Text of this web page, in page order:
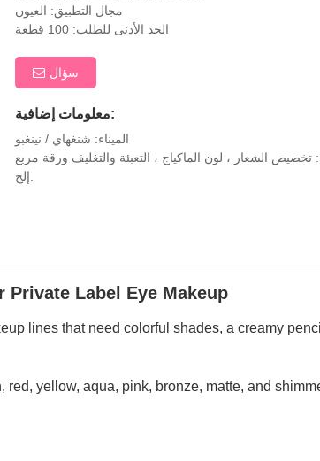
مجال التطبيق: العيون
الحد الأدنى للطلب: 100 قطعة
سؤال
معلومات إضافية:
الميناء: شنغهاي / نينغبو
تخصيص الشعار ، لون الماكياج ، التعبئة والتغليف ورقة مربع
Label Eye Makeup
lines that need colorful shades, a creamy
yellow, aqua, pink, bronze, matte, and